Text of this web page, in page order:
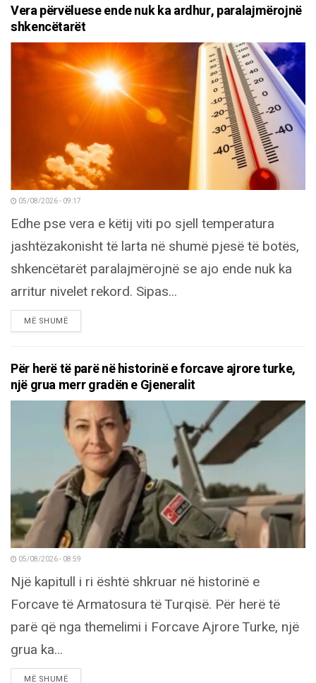
Vera përvëluese ende nuk ka ardhur, paralajmërojnë
shkencëtarët
05/08/2026 - 09:17
Edhe pse vera e këtij viti po sjell temperatura
jashtëzakonisht të larta në shumë pjesë të botës,
shkencëtarët paralajmërojnë se ajo ende nuk ka
arritur nivelet rekord. Sipas...
MË SHUMËDETAILS
Për herë të parë në historinë e forcave ajrore turke,
një grua merr gradën e Gjeneralit
05/08/2026 - 08:59
Një kapitull i ri është shkruar në historinë e
Forcave të Armatosura të Turqisë. Për herë të
parë që nga themelimi i Forcave Ajrore Turke, një
grua ka...
MË SHUMËDETAILS